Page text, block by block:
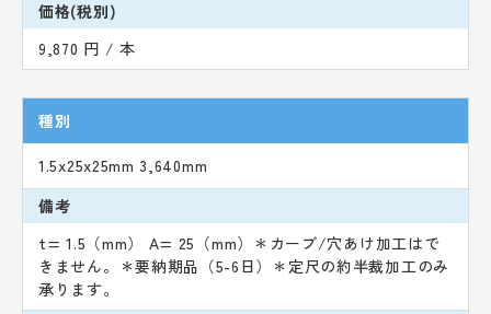
価格(税別)
9,870 円 / 本
種別
1.5x25x25mm 3,640mm
備考
t= 1.5（mm） A= 25（mm）＊カーブ/穴あけ加工はで
きません。＊要納期品（5-6日）＊定尺の約半裁加工のみ
承ります。